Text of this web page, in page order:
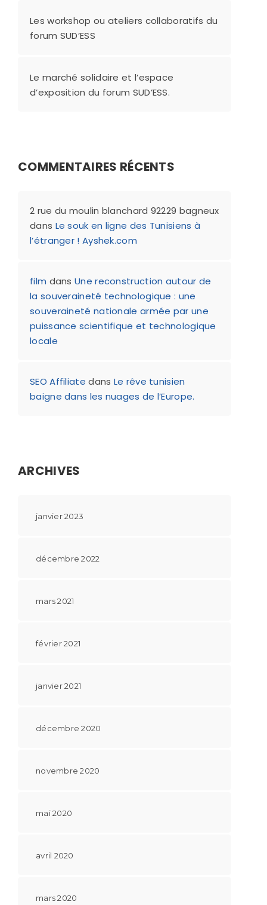
Les workshop ou ateliers collaboratifs du
forum SUD’ESS
Le marché solidaire et l’espace
d’exposition du forum SUD’ESS.
COMMENTAIRES RÉCENTS
2 rue du moulin blanchard 92229 bagneux
dans Le souk en ligne des Tunisiens à
l’étranger ! Ayshek.com
film dansUne reconstruction autour de
la souveraineté technologique : une
souveraineté nationale armée par une
puissance scientifique et technologique
locale
SEO Affiliate dans Le rêve tunisien
baigne dans les nuages de l’Europe.
ARCHIVES
janvier 2023
décembre 2022
mars 2021
février 2021
janvier 2021
décembre 2020
novembre 2020
mai 2020
avril 2020
mars 2020